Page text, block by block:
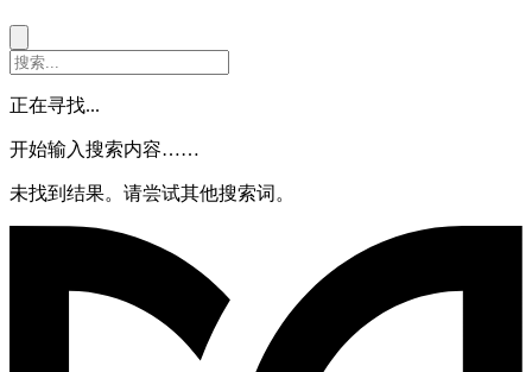
正在寻找...
开始输入搜索内容……
未找到结果。请尝试其他搜索词。